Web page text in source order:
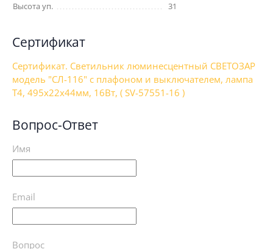
Высота уп.
31
Сертификат
Сертификат. Светильник люминесцентный СВЕТОЗАР
модель "СЛ-116" с плафоном и выключателем, лампа
Т4, 495x22x44мм, 16Вт, ( SV-57551-16 )
Вопрос-Ответ
Имя
Email
Вопрос